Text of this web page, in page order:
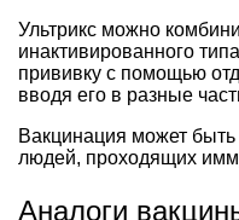
Ультрикс можно
инактивированного
прививку с помощью
вводя его в разные
Вакцинация может
людей, проходящих
Аналоги